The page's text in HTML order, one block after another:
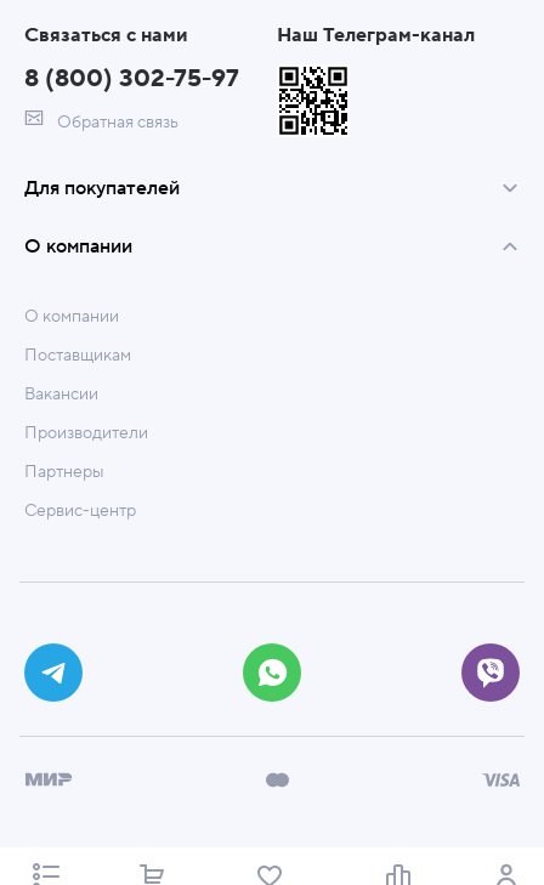
Связаться с нами
8 (800) 302-75-97
Обратная связь
Наш Телеграм-канал
Для покупателей
О компании
О компании
Поставщикам
Вакансии
Производители
Партнеры
Сервис-центр
© ООО «Техмаркет», 2026